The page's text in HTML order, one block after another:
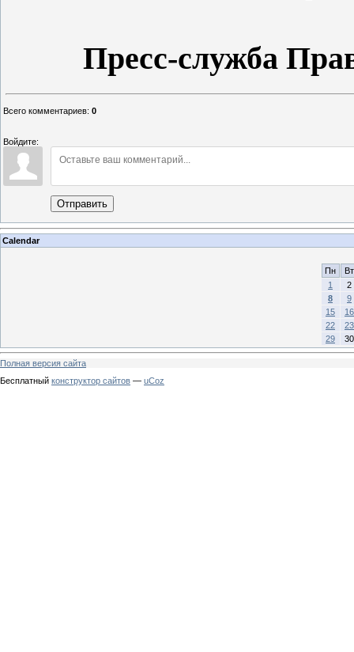
Пресс-служба
Всего комментариев: 0
Войдите:
Отправить
Calendar
Пн
Вт
1
2
8
9
15
16
22
23
29
30
Полная версия сайта
Бесплатный конструктор сайтов — uCoz